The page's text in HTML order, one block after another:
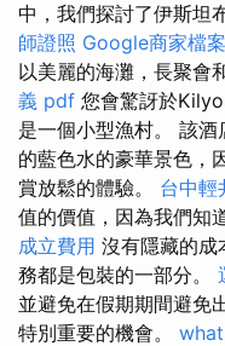
中，我們探討了伊斯坦
師證照 Google商家檔案
以美麗的海灘，長聚會
義 pdf 您會驚訝於
是一個小型漁村。 該
的藍色水的豪華景色，
賞放鬆的體驗。 台中輕
值的價值，因為我們知
成立費用 沒有隱藏的成
務都是包裝的一部分。
並避免在假期期間避免
特別重要的機會。